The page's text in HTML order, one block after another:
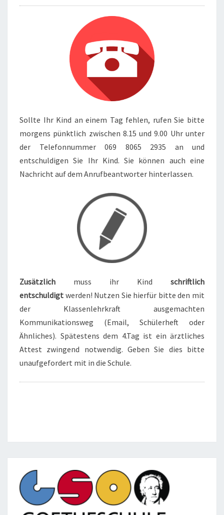
Sollte Ihr Kind an einem Tag fehlen, rufen Sie bitte
morgens pünktlich zwischen 8.15 und 9.00 Uhr unter
der Telefonnummer 069 8065 2935 an und
entschuldigen Sie Ihr Kind. Sie können auch eine
Nachricht auf dem Anrufbeantworter hinterlassen.
Zusätzlich muss ihr Kind schriftlich
entschuldigt werden! Nutzen Sie hierfür bitte den mit
der Klassenlehrkraft ausgemachten
Kommunikationsweg (Email, Schülerheft oder
Ähnliches). Spätestens dem 4.Tag ist ein ärztliches
Attest zwingend notwendig. Geben Sie dies bitte
unaufgefordert mit in die Schule.